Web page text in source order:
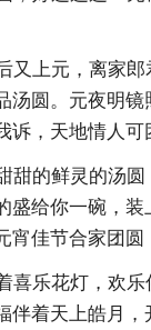
又上元，离家
汤圆。元夜明镜
诉，天地情人可
甜的鲜灵的汤
盛给你一碗，
宵佳节合家团圆
喜乐花灯，欢
伴着天上皓月